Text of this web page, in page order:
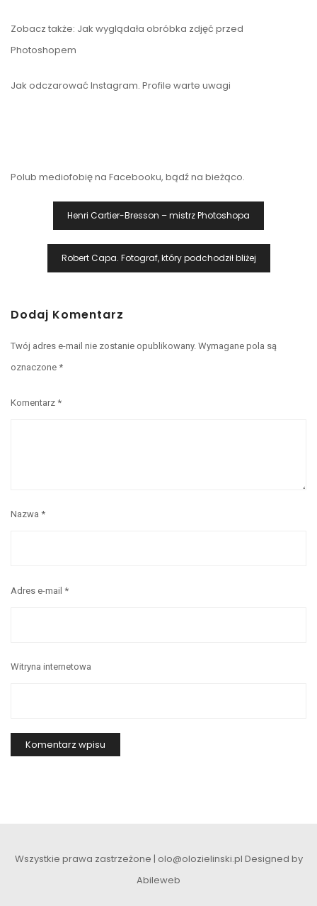
Zobacz także: Jak wyglądała obróbka zdjęć przed
Photoshopem
Jak odczarować Instagram. Profile warte uwagi
Polub mediofobię na Facebooku, bądź na bieżąco.
Nawigacja
Wpisu
Henri Cartier-Bresson – mistrz Photoshopa
Robert Capa. Fotograf, który podchodził bliżej
Dodaj Komentarz
Twój adres e-mail nie zostanie opublikowany. Wymagane pola są
oznaczone *
Komentarz *
Nazwa *
Adres e-mail *
Witryna internetowa
Wszystkie prawa zastrzeżone | olo@olozielinski.pl Designed by
Abileweb